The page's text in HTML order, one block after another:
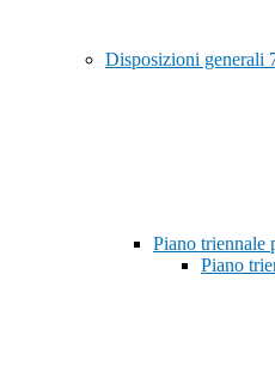
Disposizioni generali
Piano triennale
Piano